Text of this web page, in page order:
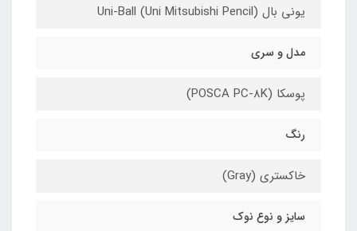
یونی بال (Uni-Ball (Uni Mitsubishi Pencil
مدل و سری
پوسکا (POSCA PC-8K)
رنگ
خاکستری (Gray)
سایز و نوع نوک